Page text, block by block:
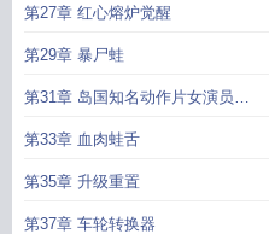
第27章 红心熔炉觉醒
第29章 暴尸蛙
第31章 岛国知名动作片女演员波
子老师
第33章 血肉蛙舌
第35章 升级重置
第37章 车轮转换器